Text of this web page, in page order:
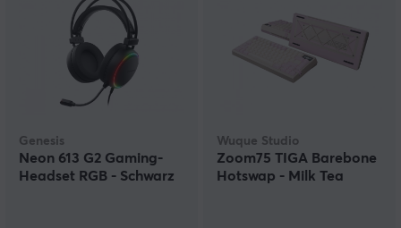
Genesis
Neon 613 G2 Gaming-
Headset RGB - Schwarz
Wuque Studio
Zoom75 TIGA Barebone
Hotswap - Milk Tea